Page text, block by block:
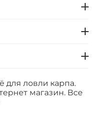
для ловли карпа.
магазин. Все